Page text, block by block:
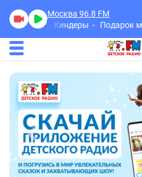
Москва 96.8 FM
Киндеры
Подарок маме